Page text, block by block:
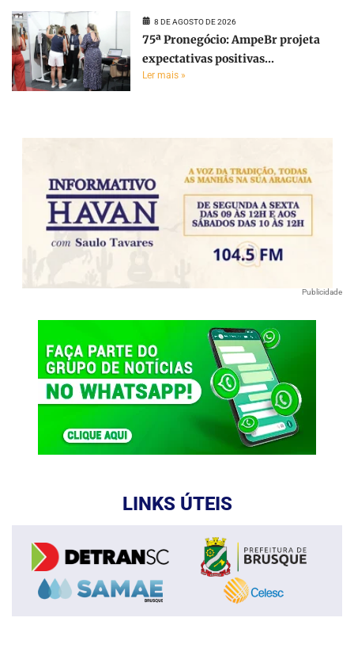
8 DE AGOSTO DE 2026
75ª Pronegócio: AmpeBr projeta
expectativas positivas...
Ler mais »
Publicidade
LINKS ÚTEIS